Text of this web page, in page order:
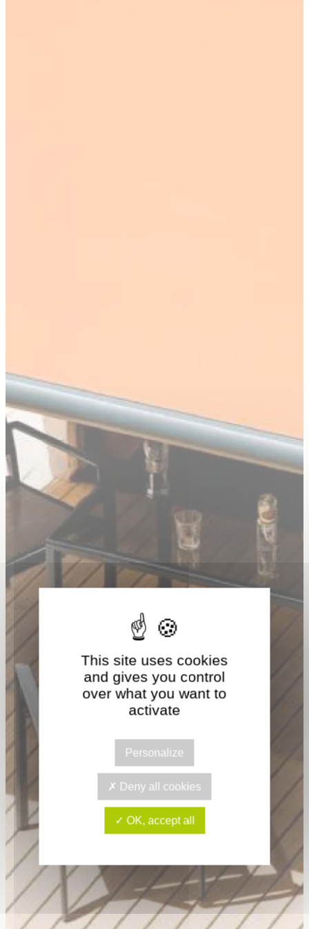
This site uses cookies
and gives you control
over what you want to
activate
Personalize
Deny all cookies
OK, accept all